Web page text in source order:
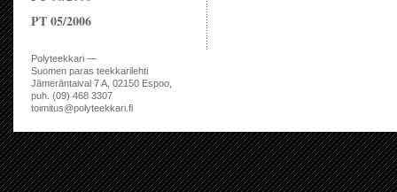
PT 05/2006
Polyteekkari —
Suomen paras teekkarilehti
Jämeräntaival 7 A, 02150 Espoo,
puh. (09) 468 3307
toimitus@polyteekkari.fi